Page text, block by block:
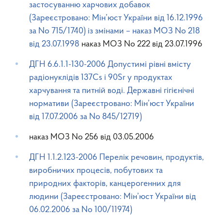
застосуванню харчових добавок
(Зареєстровано: Мін’юст України вiд 16.12.1996
за No 715/1740) із змінами – наказ МОЗ No 218
від 23.07.1998 наказ МОЗ No 222 від 23.07.1996
ДГН 6.6.1.1-130-2006 Допустимі рівні вмісту
радіонуклідів 137Cs і 90Sr у продуктах
харчування та питній воді. Державні гігієнічні
нормативи (Зареєстровано: Мін’юст України
від 17.07.2006 за No 845/12719)
наказ МОЗ No 256 від 03.05.2006
ДГН 1.1.2.123-2006 Перелік речовин, продуктів,
виробничих процесів, побутових та
природних факторів, канцерогенних для
людини (Зареєстровано: Мін’юст України від
06.02.2006 за No 100/11974)